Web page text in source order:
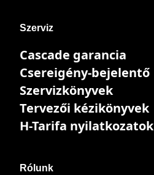
Szerviz
Cascade garancia
Csereigény-bejelentő
Szervizkönyvek
Tervezői kézikönyvek
H-Tarifa nyilatkozatok
Rólunk